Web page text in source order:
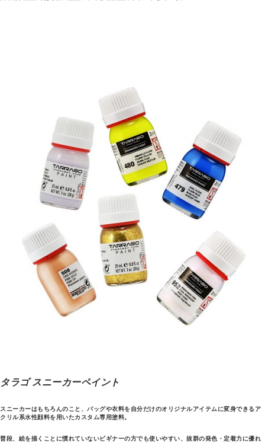
タラゴ スニーカーペイント
スニーカーはもちろんのこと、バッグや衣料を自分だけのオリジナルアイテムに変身できるア
クリル系水性顔料を用いたカスタム専用塗料。
普段、絵を描くことに慣れていないビギナーの方でも使いやすい、抜群の発色・定着力に優れ